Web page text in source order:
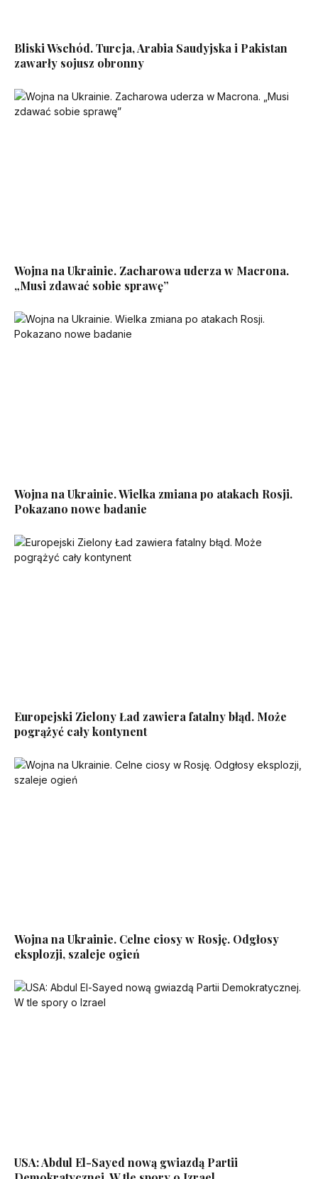
Bliski Wschód. Turcja, Arabia Saudyjska i Pakistan
zawarły sojusz obronny
Wojna na Ukrainie. Zacharowa uderza w Macrona.
„Musi zdawać sobie sprawę”
Wojna na Ukrainie. Wielka zmiana po atakach Rosji.
Pokazano nowe badanie
Europejski Zielony Ład zawiera fatalny błąd. Może
pogrążyć cały kontynent
Wojna na Ukrainie. Celne ciosy w Rosję. Odgłosy
eksplozji, szaleje ogień
USA: Abdul El-Sayed nową gwiazdą Partii